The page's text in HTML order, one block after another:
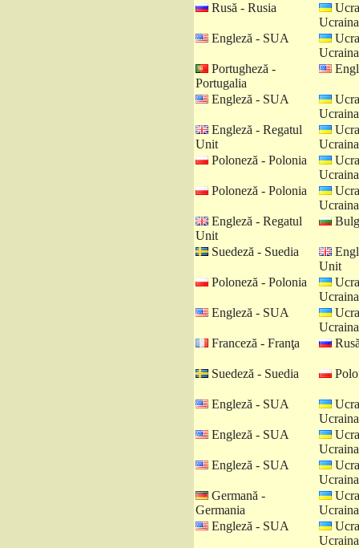
Rusă - Rusia
Ucraina
Engleză - SUA
Ucraina
Portugheză -
Portugalia
Engleză - SUA
Ucraina
Engleză - Regatul
Unit
Ucraina
Poloneză - Polonia
Ucraina
Poloneză - Polonia
Ucraina
Engleză - Regatul
Unit
Suedeză - Suedia
Unit
Poloneză - Polonia
Ucraina
Engleză - SUA
Ucraina
Franceză - Franţa
Suedeză - Suedia
Engleză - SUA
Ucraina
Engleză - SUA
Ucraina
Engleză - SUA
Ucraina
Germană -
Germania
Ucraina
Engleză - SUA
Ucraina